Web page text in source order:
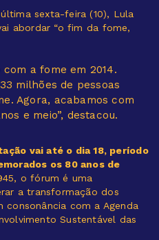
sexta-feira (10), Lula
abordar “o fim da fome,
a fome em 2014.
milhões de pessoas
Agora, acabamos com
e meio”, destacou.
vai até o dia 18, período
os 80 anos de
o fórum é uma
a transformação dos
consonância com a Agenda
Sustentável das